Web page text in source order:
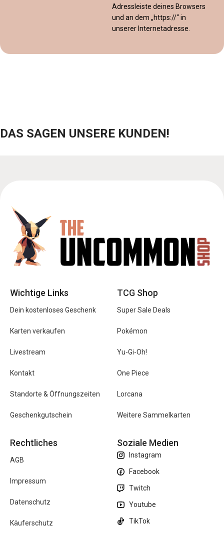
Adressleiste deines Browsers
und an dem „https://“ in
unserer Internetadresse.
DAS SAGEN UNSERE KUNDEN!
Wichtige Links
Dein kostenloses Geschenk
Karten verkaufen
Livestream
Kontakt
Standorte & Öffnungszeiten
Geschenkgutschein
TCG Shop
Super Sale Deals
Pokémon
Yu-Gi-Oh!
One Piece
Lorcana
Weitere Sammelkarten
Rechtliches
AGB
Impressum
Datenschutz
Käuferschutz
Soziale Medien
Instagram
Facebook
Twitch
Youtube
TikTok